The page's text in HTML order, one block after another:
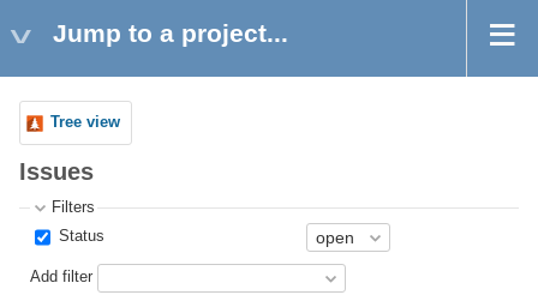
Jump to a project...
Tree view
Issues
Filters
Status
Add filter